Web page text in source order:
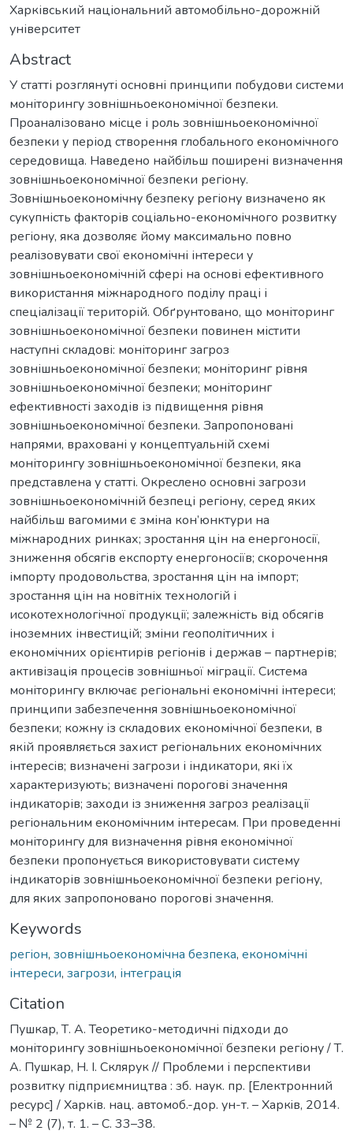
Харківський національний автомобільно-дорожній
університет
Abstract
У статті розглянуті основні принципи побудови системи
моніторингу зовнішньоекономічної безпеки.
Проаналізовано місце і роль зовнішньоекономічної
безпеки у період створення глобального економічного
середовища. Наведено найбільш поширені визначення
зовнішньоекономічної безпеки регіону.
Зовнішньоекономічну безпеку регіону визначено як
сукупність факторів соціально-економічного розвитку
регіону, яка дозволяє йому максимально повно
реалізовувати свої економічні інтереси у
зовнішньоекономічній сфері на основі ефективного
використання міжнародного поділу праці і
спеціалізації територій. Обґрунтовано, що моніторинг
зовнішньоекономічної безпеки повинен містити
наступні складові: моніторинг загроз
зовнішньоекономічної безпеки; моніторинг рівня
зовнішньоекономічної безпеки; моніторинг
ефективності заходів із підвищення рівня
зовнішньоекономічної безпеки. Запропоновані
напрями, враховані у концептуальній схемі
моніторингу зовнішньоекономічної безпеки, яка
представлена у статті. Окреслено основні загрози
зовнішньоекономічній безпеці регіону, серед яких
найбільш вагомими є зміна кон’юнктури на
міжнародних ринках; зростання цін на енергоносії,
зниження обсягів експорту енергоносіїв; скорочення
імпорту продовольства, зростання цін на імпорт;
зростання цін на новітніх технологій і
исокотехнологічної продукції; залежність від обсягів
іноземних інвестицій; зміни геополітичних і
економічних орієнтирів регіонів і держав – партнерів;
активізація процесів зовнішньої міграції. Система
моніторингу включає регіональні економічні інтереси;
принципи забезпечення зовнішньоекономічної
безпеки; кожну із складових економічної безпеки, в
якій проявляється захист регіональних економічних
інтересів; визначені загрози і індикатори, які їх
характеризують; визначені порогові значення
індикаторів; заходи із зниження загроз реалізації
регіональним економічним інтересам. При проведенні
моніторингу для визначення рівня економічної
безпеки пропонується використовувати систему
індикаторів зовнішньоекономічної безпеки регіону,
для яких запропоновано порогові значення.
Keywords
регіон, зовнішньоекономічна безпека, економічні
інтереси, загрози, інтеграція
Citation
Пушкар, Т. А. Теоретико-методичні підходи до
моніторингу зовнішньоекономічної безпеки регіону / Т.
А. Пушкар, Н. І. Склярук // Проблеми і перспективи
розвитку підприємництва : зб. наук. пр. [Електронний
ресурс] / Харків. нац. автомоб.-дор. ун-т. – Харкiв, 2014.
– № 2 (7), т. 1. – С. 33–38.